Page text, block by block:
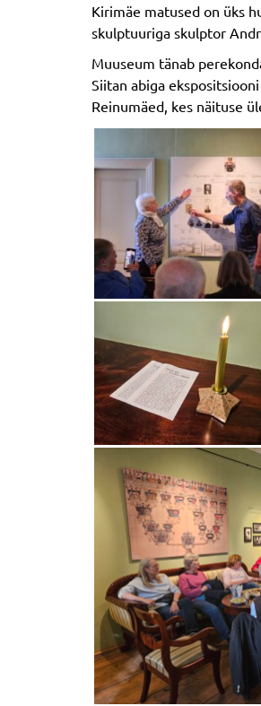
Kirimäe matused on üks
skulptuuriga skulptor
Muuseum tänab
Siitan abiga
Reinumäed, kes näituse